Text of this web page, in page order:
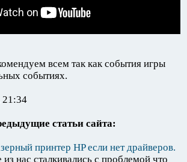
всем так как события игры
событиях.
21:34
статьи сайта:
принтер HP если нет драйверов.
нас сталкивались с проблемой что